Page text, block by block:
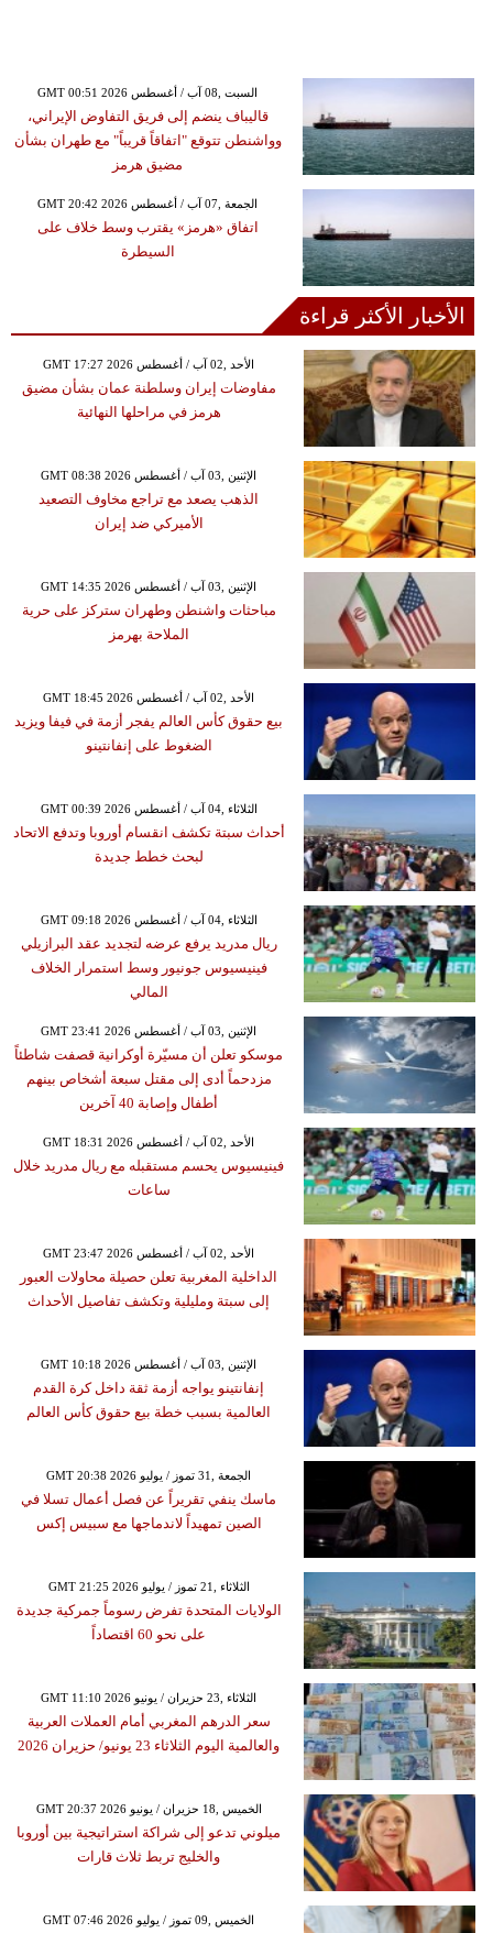
GMT 00:51 2026 السبت ,08 آب / أغسطس
قاليباف ينضم إلى فريق التفاوض الإيراني،
وواشنطن تتوقع "اتفاقاً قريباً" مع طهران بشأن
مضيق هرمز
GMT 20:42 2026 الجمعة ,07 آب / أغسطس
اتفاق «هرمز» يقترب وسط خلاف على
السيطرة
الأخبار الأكثر قراءة
GMT 17:27 2026 الأحد ,02 آب / أغسطس
مفاوضات إيران وسلطنة عمان بشأن مضيق
هرمز في مراحلها النهائية
GMT 08:38 2026 الإثنين ,03 آب / أغسطس
الذهب يصعد مع تراجع مخاوف التصعيد
الأميركي ضد إيران
GMT 14:35 2026 الإثنين ,03 آب / أغسطس
مباحثات واشنطن وطهران ستركز على حرية
الملاحة بهرمز
GMT 18:45 2026 الأحد ,02 آب / أغسطس
بيع حقوق كأس العالم يفجر أزمة في فيفا ويزيد
الضغوط على إنفانتينو
GMT 00:39 2026 الثلاثاء ,04 آب / أغسطس
أحداث سبتة تكشف انقسام أوروبا وتدفع الاتحاد
لبحث خطط جديدة
GMT 09:18 2026 الثلاثاء ,04 آب / أغسطس
ريال مدريد يرفع عرضه لتجديد عقد البرازيلي
فينيسيوس جونيور وسط استمرار الخلاف
المالي
GMT 23:41 2026 الإثنين ,03 آب / أغسطس
موسكو تعلن أن مسيّرة أوكرانية قصفت شاطئاً
مزدحماً أدى إلى مقتل سبعة أشخاص بينهم
أطفال وإصابة 40 آخرين
GMT 18:31 2026 الأحد ,02 آب / أغسطس
فينيسيوس يحسم مستقبله مع ريال مدريد خلال
ساعات
GMT 23:47 2026 الأحد ,02 آب / أغسطس
الداخلية المغربية تعلن حصيلة محاولات العبور
إلى سبتة ومليلية وتكشف تفاصيل الأحداث
GMT 10:18 2026 الإثنين ,03 آب / أغسطس
إنفانتينو يواجه أزمة ثقة داخل كرة القدم
العالمية بسبب خطة بيع حقوق كأس العالم
GMT 20:38 2026 الجمعة ,31 تموز / يوليو
ماسك ينفي تقريراً عن فصل أعمال تسلا في
الصين تمهيداً لاندماجها مع سبيس إكس
GMT 21:25 2026 الثلاثاء ,21 تموز / يوليو
الولايات المتحدة تفرض رسوماً جمركية جديدة
على نحو 60 اقتصاداً
GMT 11:10 2026 الثلاثاء ,23 حزيران / يونيو
سعر الدرهم المغربي أمام العملات العربية
والعالمية اليوم الثلاثاء 23 يونيو/ حزيران 2026
GMT 20:37 2026 الخميس ,18 حزيران / يونيو
ميلوني تدعو إلى شراكة استراتيجية بين أوروبا
والخليج تربط ثلاث قارات
GMT 07:46 2026 الخميس ,09 تموز / يوليو